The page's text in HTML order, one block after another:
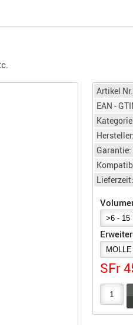
Artikel
EAN -
Hersteller:
Garantie:
Lieferzeit:
SFr